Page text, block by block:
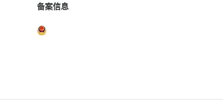
备案信息